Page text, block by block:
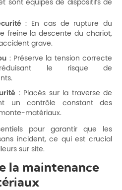
: En cas de rupture du
freine la descente du chariot,
grave.
: Préserve la tension correcte
le risque de
: Placés sur la traverse de
un contrôle constant des
matériaux.
pour garantir que les
incident, ce qui est crucial
sur site.
la maintenance